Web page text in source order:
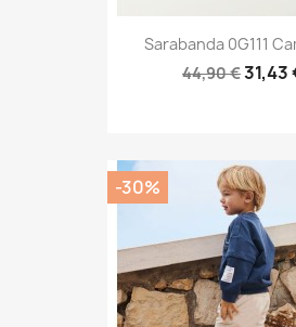
Sarabanda 0G111
44,90 €31,43
-30%